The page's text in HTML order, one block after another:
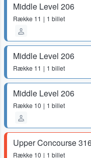
Middle Level 206
Række 11 1 billet
Middle Level 206
Række 11 1 billet
Middle Level 206
Række 10 1 billet
Upper Concourse
Række 10 1 billet